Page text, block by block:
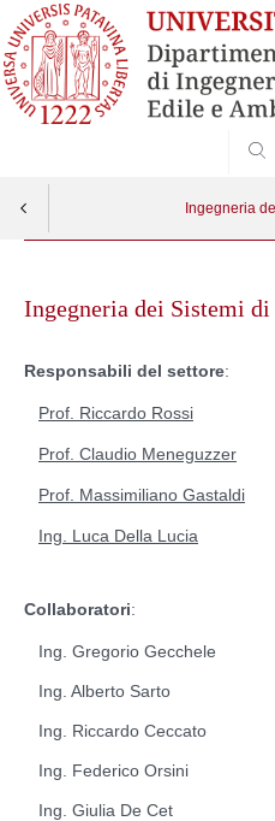
Ingegneria
contentIngegneria dei Sistemi di
Responsabili del settore:
Prof. Riccardo Rossi
Prof. Claudio Meneguzzer
Prof. Massimiliano Gastaldi
Ing. Luca Della Lucia
Collaboratori:
Ing. Gregorio Gecchele
Ing. Alberto Sarto
Ing. Riccardo Ceccato
Ing. Federico Orsini
Ing. Giulia De Cet